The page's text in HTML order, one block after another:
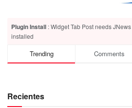
Plugin Install : Widget Tab Post needs
installed
Trending Comments
Recientes